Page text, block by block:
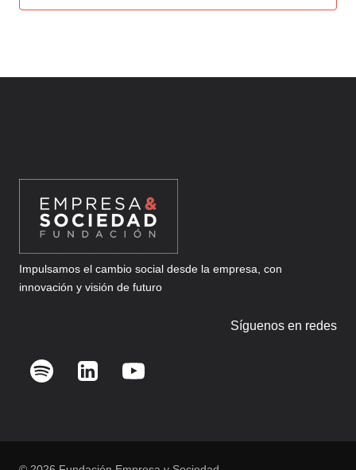
Impulsamos el cambio social desde la empresa, con
innovación y visión de futuro
Síguenos en redes